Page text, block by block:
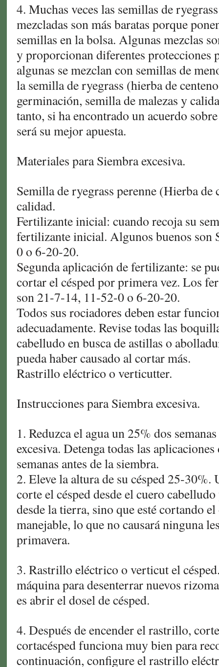
4. Muchas veces las semillas de
mezcladas son más baratas porque
semillas en la bolsa. Algunas mezclas
y proporcionan diferentes protecciones
algunas se mezclan con semillas de
la semilla de ryegrass (hierba de
germinación, semilla de malezas y
tanto, si ha encontrado un acuerdo
será su mejor apuesta.
Materiales para Siembra excesiva.
Semilla de ryegrass perenne (Hierba de
calidad.
Fertilizante inicial: cuando recoja su
fertilizante inicial. Algunos buenos
0 o 6-20-20.
Segunda aplicación de fertilizante: se
cortar el césped por primera vez. Los
son 21-7-14, 11-52-0 o 6-20-20.
Todos sus rociadores deben estar
adecuadamente. Revise todas las
cabelludo en busca de astillas o
pueda haber causado al cortar más.
Rastrillo eléctrico o verticutter.
Instrucciones para Siembra excesiva.
1. Reduzca el agua un 25% dos
excesiva. Detenga todas las
semanas antes de la siembra.
2. Eleve la altura de su césped 25-30%.
corte el césped desde el cuero
desde la tierra, sino que esté cortando
manejable, lo que no causará ninguna
primavera.
3. Rastrillo eléctrico o verticut el
máquina para desenterrar nuevos
es abrir el dosel de césped.
4. Después de encender el rastrillo,
cortacésped funciona muy bien para
continuación, configure el rastrillo